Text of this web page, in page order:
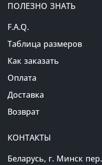
ПОЛЕЗНО ЗНАТЬ
F.A.Q.
Таблица размеров
Как заказать
Оплата
Доставка
Возврат
КОНТАКТЫ
Беларусь, г. Минск пер.